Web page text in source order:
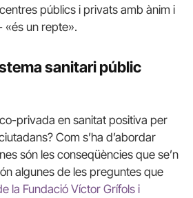
públics i privats amb ànim i
«és un repte».
sanitari públic
privada en sanitat positiva per
Com s’ha d’abordar
són les conseqüències que se’n
algunes de les preguntes que
la Fundació Víctor Grífols i